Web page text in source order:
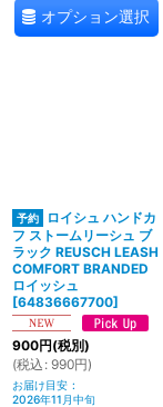
オプション選択
ロイシュ ハンドカ
フ ストームリーシュ ブ
ラック REUSCH LEASH
COMFORT BRANDED
ロイッシュ
[64836667700]
900円(税別)
(税込 : 990円)
お届け目安 :
2026年11月中旬